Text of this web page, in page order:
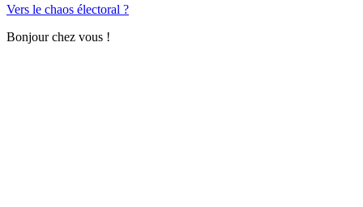
Vers le chaos électoral ?
Bonjour chez vous !